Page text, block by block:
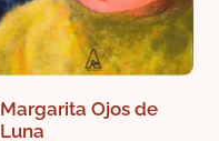
Margarita Ojos de
Luna